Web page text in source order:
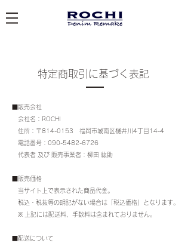
特定商取引に基づく表記
■販売会社
会社名：ROCHI
住所：〒814-0153 福岡市城南区樋井川4丁目14-4
電話番号：090-5482-6726
代表者 及び 販売事業者：柳田 紘助
■販売価格
当サイト上で表示された商品代金。
税込・税抜等の明記がない場合は「税込価格」となります。
※ 上記には配送料、手数料は含まれておりません。
■配送について